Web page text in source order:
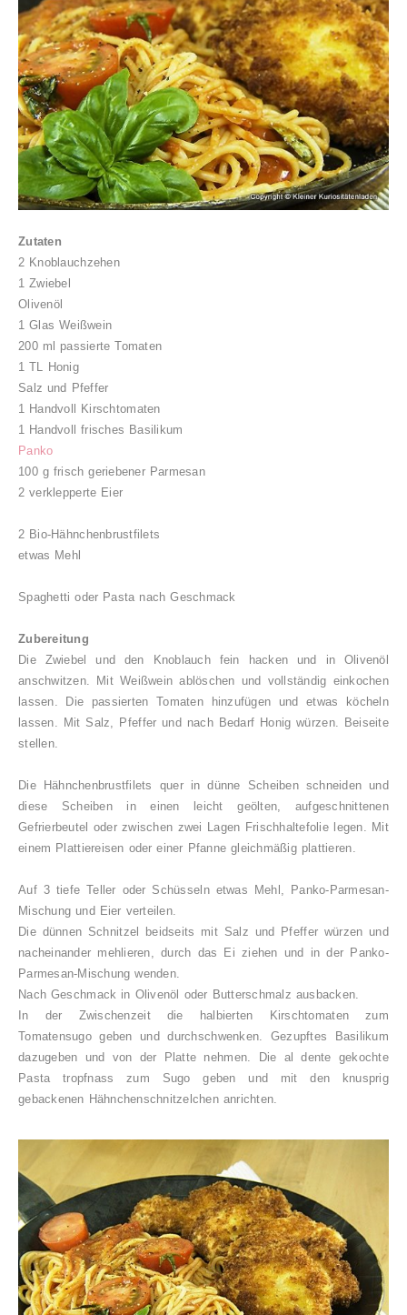
Zutaten
2 Knoblauchzehen
1 Zwiebel
Olivenöl
1 Glas Weißwein
200 ml passierte Tomaten
1 TL Honig
Salz und Pfeffer
1 Handvoll Kirschtomaten
1 Handvoll frisches Basilikum
Panko
100 g frisch geriebener Parmesan
2 verklepperte Eier
2 Bio-Hähnchenbrustfilets
etwas Mehl
Spaghetti oder Pasta nach Geschmack
Zubereitung
Die Zwiebel und den Knoblauch fein hacken und in Olivenöl
anschwitzen. Mit Weißwein ablöschen und vollständig einkochen
lassen. Die passierten Tomaten hinzufügen und etwas köcheln
lassen. Mit Salz, Pfeffer und nach Bedarf Honig würzen. Beiseite
stellen.
Die Hähnchenbrustfilets quer in dünne Scheiben schneiden und
diese Scheiben in einen leicht geölten, aufgeschnittenen
Gefrierbeutel oder zwischen zwei Lagen Frischhaltefolie legen. Mit
einem Plattiereisen oder einer Pfanne gleichmäßig plattieren.
Auf 3 tiefe Teller oder Schüsseln etwas Mehl, Panko-Parmesan-
Mischung und Eier verteilen.
Die dünnen Schnitzel beidseits mit Salz und Pfeffer würzen und
nacheinander mehlieren, durch das Ei ziehen und in der Panko-
Parmesan-Mischung wenden.
Nach Geschmack in Olivenöl oder Butterschmalz ausbacken.
In der Zwischenzeit die halbierten Kirschtomaten zum
Tomatensugo geben und durchschwenken. Gezupftes Basilikum
dazugeben und von der Platte nehmen. Die al dente gekochte
Pasta tropfnass zum Sugo geben und mit den knusprig
gebackenen Hähnchenschnitzelchen anrichten.